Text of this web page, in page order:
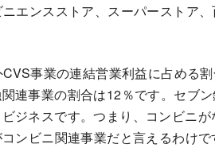
エンスストア、スーパーストア
事業の連結営業利益に占める
連事業の割合は12％です。セブ
ジネスです。つまり、コンビニ
ンビニ関連事業だと言えるわけで